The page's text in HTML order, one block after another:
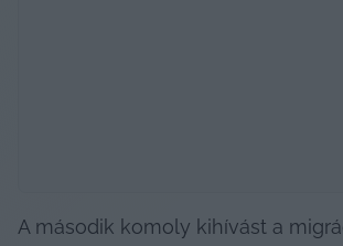
A második komoly kihívást a